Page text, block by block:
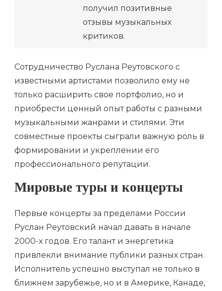
получил позитивные
отзывы музыкальных
критиков.
Сотрудничество Руслана Реутовского с
известными артистами позволило ему не
только расширить свое портфолио, но и
приобрести ценный опыт работы с разными
музыкальными жанрами и стилями. Эти
совместные проекты сыграли важную роль в
формировании и укреплении его
профессионального репутации.
Мировые туры и концерты
Первые концерты за пределами России
Руслан Реутовский начал давать в начале
2000-х годов. Его талант и энергетика
привлекли внимание публики разных стран.
Исполнитель успешно выступал не только в
ближнем зарубежье, но и в Америке, Канаде,